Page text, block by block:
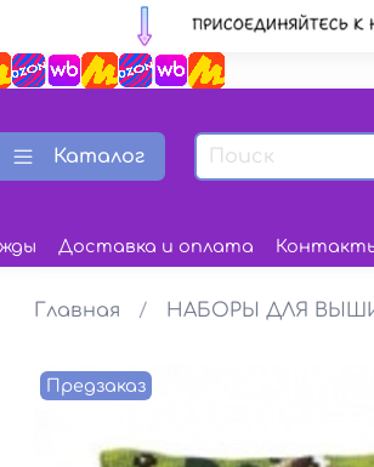
Каталог
Доставка и оплата
Главная НАБОРЫ ДЛЯ
Предзаказ